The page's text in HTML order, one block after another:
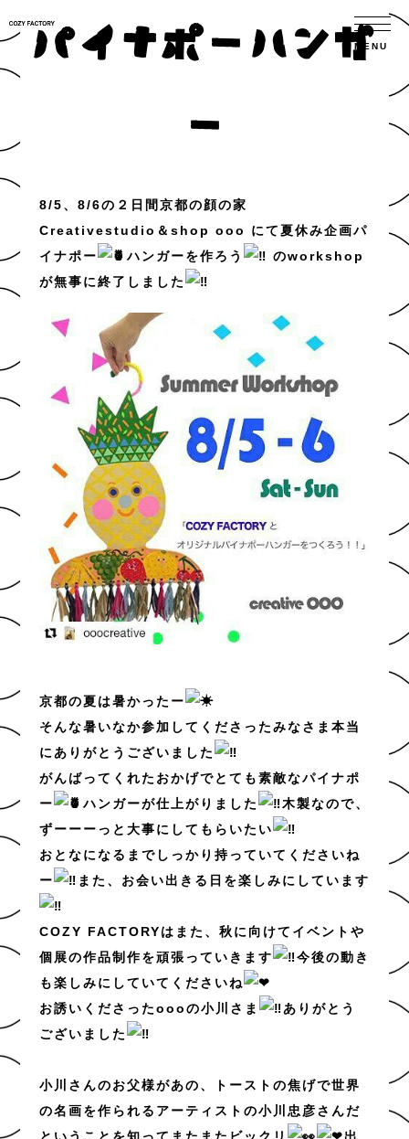
パイナポーハンガ
ー
8/5、8/6の２日間京都の顔の家
Creativestudio＆shop ooo にて夏休み企画パ
イナポー
ハンガーを作ろう
のworkshop
が無事に終了しました
京都の夏は暑かったー
そんな暑いなか参加してくださったみなさま本当
にありがとうございました
がんばってくれたおかげでとても素敵なパイナポ
ー
ハンガーが仕上がりました
木製なので、
ずーーーっと大事にしてもらいたい
おとなになるまでしっかり持っていてくださいね
ー
また、お会い出きる日を楽しみにしています
COZY FACTORYはまた、秋に向けてイベントや
個展の作品制作を頑張っていきます
今後の動き
も楽しみにしていてくださいね
お誘いくださったoooの小川さま
ありがとう
ございました
小川さんのお父様があの、トーストの焦げで世界
の名画を作られるアーティストの小川忠彦さんだ